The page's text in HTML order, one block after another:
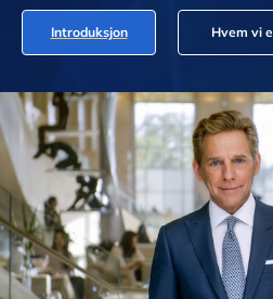
Introduksjon Hvem vi